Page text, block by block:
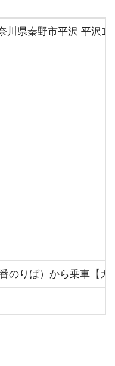
川県秦野市平沢 平沢
のりば）から乗車【カ